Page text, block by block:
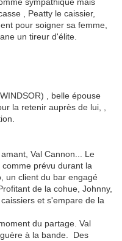
, Peatty le caissier,
pour soigner sa femme,
un tireur d'élite.
, belle épouse
la retenir auprès de lui, ,
Val Cannon... Le
prévu durant la
un client du bar engagé
de la cohue, Johnny,
et s'empare de la
du partage. Val
à la bande. Des